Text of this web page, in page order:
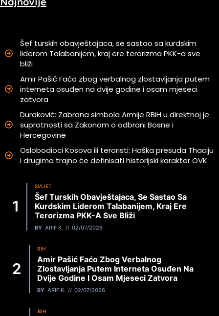
Šef turskih obavještajaca, se sastao sa kurdskim
liderom Talabanijem, kraj ere terorizma PKK-a sve
bliži
Amir Pašić Faćo zbog verbalnog zlostavljanja putem
interneta osuđen na dvije godine i osam mjeseci
zatvora
Duraković: Zabrana simbola Armije RBiH u direktnoj je
suprotnosti sa Zakonom o odbrani Bosne i
Hercegovine
Oslobodioci Kosova ili teroristi: Haška presuda Thaciju
i drugima trajno će definisati historijski karakter OVK
SVIJET
Šef Turskih Obavještajaca, Se Sastao Sa
Kurdskim Liderom Talabanijem, Kraj Ere
Terorizma PKK-A Sve Bliži
BY ARIF K. 02/07/2026
BIH
Amir Pašić Faćo Zbog Verbalnog
Zlostavljanja Putem Interneta Osuđen Na
Dvije Godine I Osam Mjeseci Zatvora
BY ARIF K. 02/07/2026
BIH